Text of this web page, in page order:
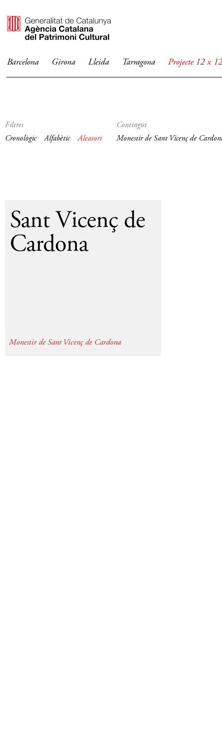
Barcelona Girona Lleida Tarragona Projecte 12 x
Filtres
Cronològic
Alfabètic Aleatori
Contingut
Monestir de Sant Vicenç de
Sant Vicenç de
Cardona
Monestir de Sant Vicenç de Cardona